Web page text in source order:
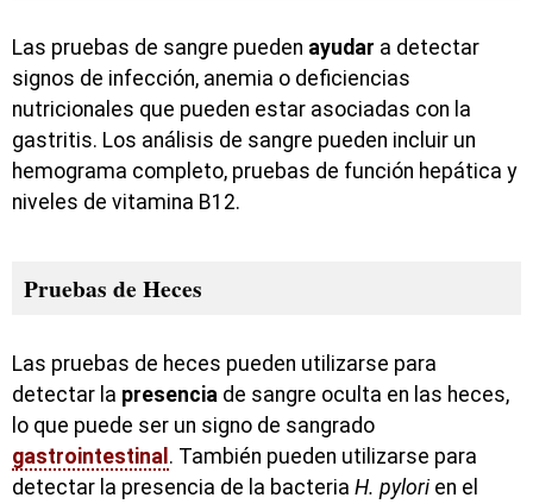
Las pruebas de sangre pueden ayudar a detectar
signos de infección, anemia o deficiencias
nutricionales que pueden estar asociadas con la
gastritis. Los análisis de sangre pueden incluir un
hemograma completo, pruebas de función hepática y
niveles de vitamina B12.
Pruebas de Heces
Las pruebas de heces pueden utilizarse para
detectar la presencia de sangre oculta en las heces,
lo que puede ser un signo de sangrado
gastrointestinal . También pueden utilizarse para
detectar la presencia de la bacteria H. pylori en el